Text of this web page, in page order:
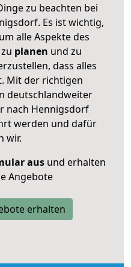
zu beachten bei
Es ist wichtig,
alle Aspekte des
zu planen und zu
dass alles
Mit der richtigen
deutschlandweiter
nach Hennigsdorf
werden und dafür
wir.
ausund erhalten
Angebote
erhalten